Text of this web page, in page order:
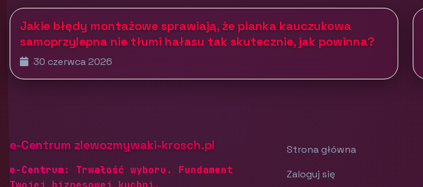
Jakie błędy montażowe sprawiają, że pianka kauczukowa
samoprzylepna nie tłumi hałasu tak skutecznie, jak powinna?
30 czerwca 2026
e-Centrum zlewozmywaki-krosch.pl
e-Centrum: Trwałość wyboru. Fundament
Strona główna
Zaloguj się